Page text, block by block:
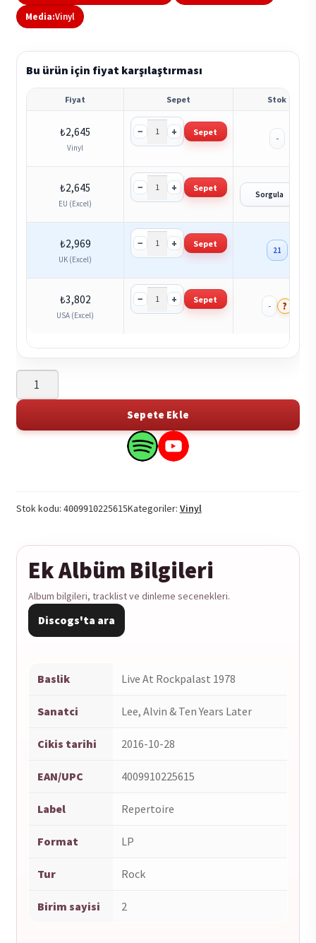
Media:Vinyl
Bu ürün için fiyat karşılaştırması
Fiyat Sepet Stok
₺2,645
Vinyl
− + Sepet
-
₺2,645
EU (Excel)
− + Sepet
Sorgula
₺2,969
UK (Excel)
− + Sepet
21
₺3,802
USA (Excel)
− + Sepet
- ?
Alvin
&
Years
Live
1978
2LP
adet
Sepete Ekle
Search
on
Search
on
Stok kodu: 4009910225615Kategoriler: Vinyl
Ek Albüm Bilgileri
Album bilgileri, tracklist ve dinleme secenekleri.
Discogs'ta ara
Baslik Live At Rockpalast 1978
Sanatci Lee, Alvin & Ten Years Later
Cikis tarihi 2016-10-28
EAN/UPC 4009910225615
Label Repertoire
Format LP
Tur Rock
Birim sayisi 2